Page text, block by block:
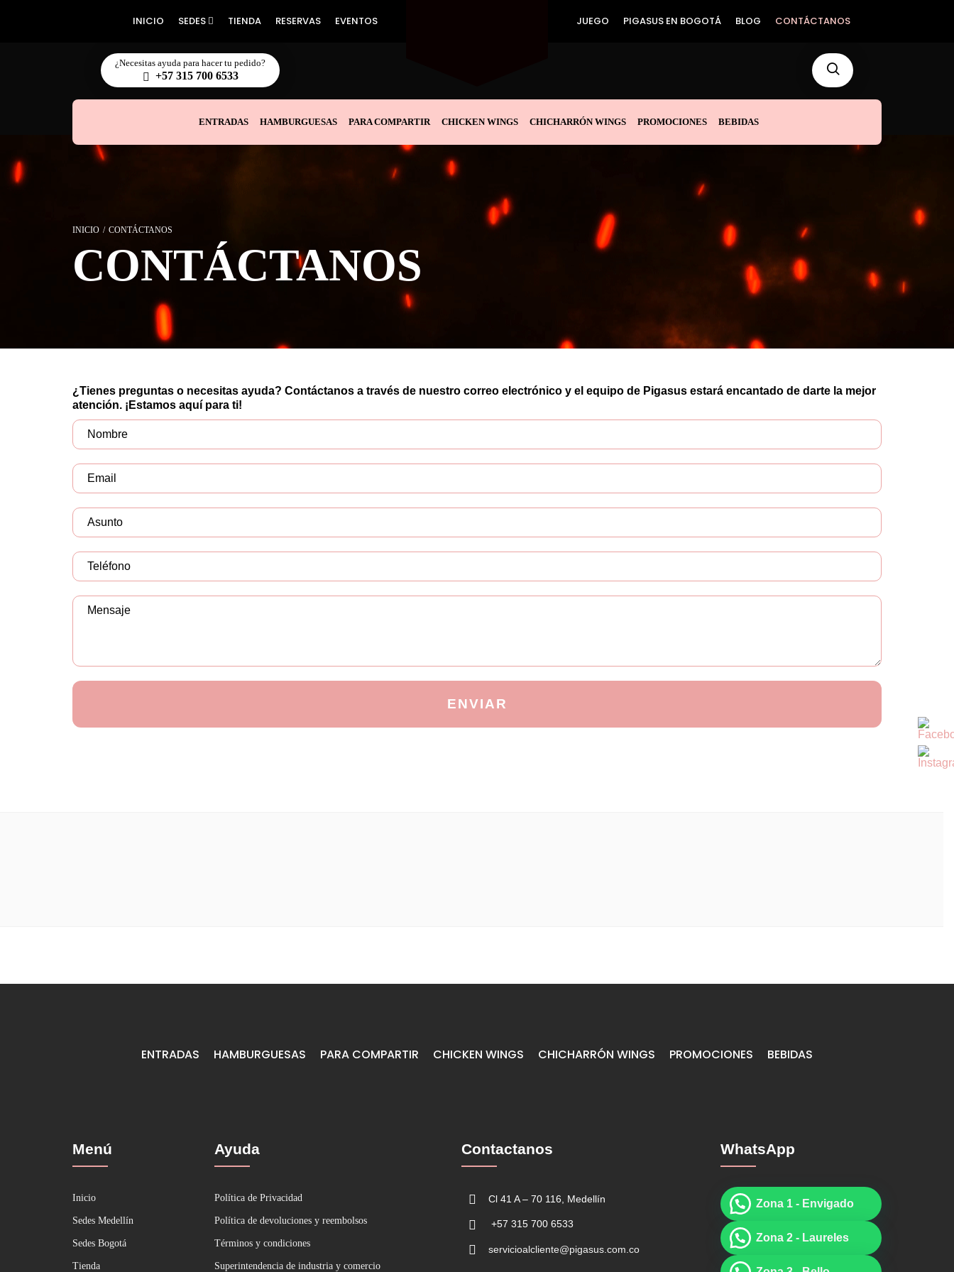
JUEGO PIGASUS EN BOGOTÁ BLOG CONTÁCTANOS
INICIO SEDES TIENDA RESERVAS EVENTOS
¿Necesitas ayuda para hacer tu pedido?
+57 315 700 6533
ENTRADAS HAMBURGUESAS PARA COMPARTIR CHICKEN WINGS CHICHARRÓN WINGS PROMOCIONES BEBIDAS
INICIO / CONTÁCTANOS
CONTÁCTANOS
¿Tienes preguntas o necesitas ayuda? Contáctanos a través de nuestro correo electrónico y el equipo de Pigasus estará encantado de darte la mejor
atención. ¡Estamos aquí para ti!
ENVIAR
ENTRADAS HAMBURGUESAS PARA COMPARTIR CHICKEN WINGS CHICHARRÓN WINGS PROMOCIONES BEBIDAS
Menú
Inicio
Sedes Medellín
Sedes Bogotá
Tienda
Ayuda
Política de Privacidad
Política de devoluciones y reembolsos
Términos y condiciones
Superintendencia de industria y comercio
Contactanos
Cl 41 A – 70 116, Medellín
+57 315 700 6533
servicioalcliente@pigasus.com.co
WhatsApp
Zona 1 - Envigado
Zona 2 - Laureles